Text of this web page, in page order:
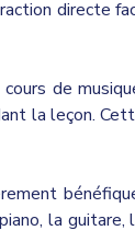
directe
de
la leçon.
la